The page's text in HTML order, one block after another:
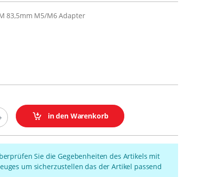
83,5mm M5/M6 Adapter
in den Warenkorb
Sie die Gegebenheiten des Artikels mit
um sicherzustellen das der Artikel passend